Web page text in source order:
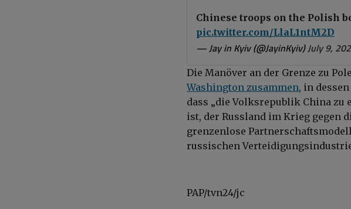
Chinese troops on the Polish
pic.twitter.com/LlaL1ntM2D
— Jay in Kyiv (@JayinKyiv)July 9,
Die Manöver an der Grenze zu
Washington zusammen, in
dass „die Volksrepublik China zu
ist, der Russland im Krieg gegen
grenzenlose
russischen
PAP/tvn24/jc